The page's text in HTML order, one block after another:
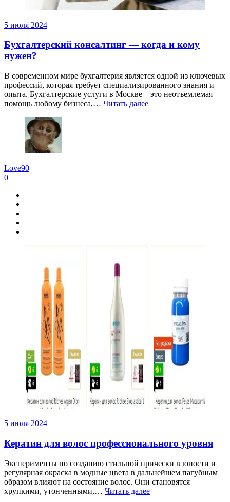
5 июля 2024
Бухгалтерский консалтинг — когда и кому
нужен?
В современном мире бухгалтерия является одной из ключевых
профессий, которая требует специализированного знания и
опыта. Бухгалтерские услуги в Москве – это неотъемлемая
помощь любому бизнеса,… Читать далее
Love90
0
5 июля 2024
Кератин для волос профессионального уровня
Эксперименты по созданию стильной прически в юности и
регулярная окраска в модные цвета в дальнейшем пагубным
образом влияют на состояние волос. Они становятся
хрупкими, утонченными,… Читать далее